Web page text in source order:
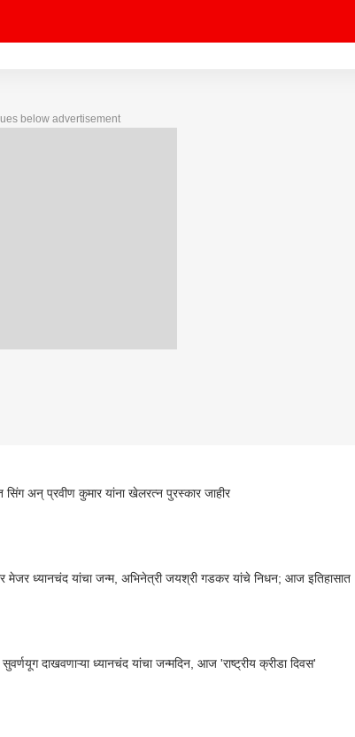
below advertisement
सिंग अन् प्रवीण कुमार यांना खेलरत्न पुरस्कार जाहीर
ध्यानचंद यांचा जन्म, अभिनेत्री जयश्री गडकर यांचे निधन; आज इतिहासात
दाखवणाऱ्या ध्यानचंद यांचा जन्मदिन, आज 'राष्ट्रीय क्रीडा दिवस'